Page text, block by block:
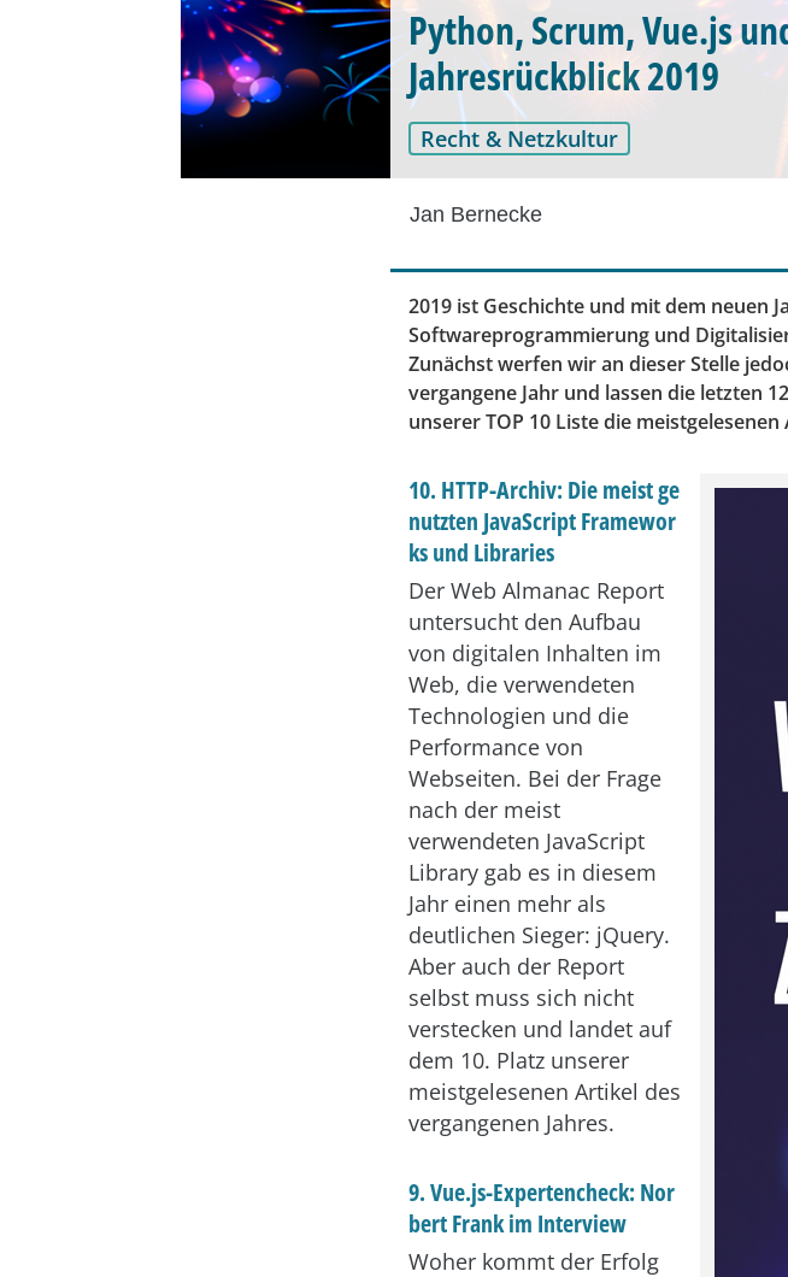
Python, Scrum, Vue.js
Jahresrückblick 2019
Recht & Netzkultur
Jan Bernecke
2019 ist Geschichte und mit dem neuen
Softwareprogrammierung und
Zunächst werfen wir an dieser Stelle
vergangene Jahr und lassen die letzten
unserer TOP 10 Liste die
10. HTTP-Archiv: Die meist ge
nutzten JavaScript Framewor
ks und Libraries
Der Web Almanac Report
untersucht den Aufbau
von digitalen Inhalten im
Web, die verwendeten
Technologien und die
Performance von
Webseiten. Bei der Frage
nach der meist
verwendeten JavaScript
Library gab es in diesem
Jahr einen mehr als
deutlichen Sieger: jQuery.
Aber auch der Report
selbst muss sich nicht
verstecken und landet auf
dem 10. Platz unserer
meistgelesenen Artikel des
vergangenen Jahres.
9. Vue.js-Expertencheck: Nor
bert Frank im Interview
Woher kommt der Erfolg